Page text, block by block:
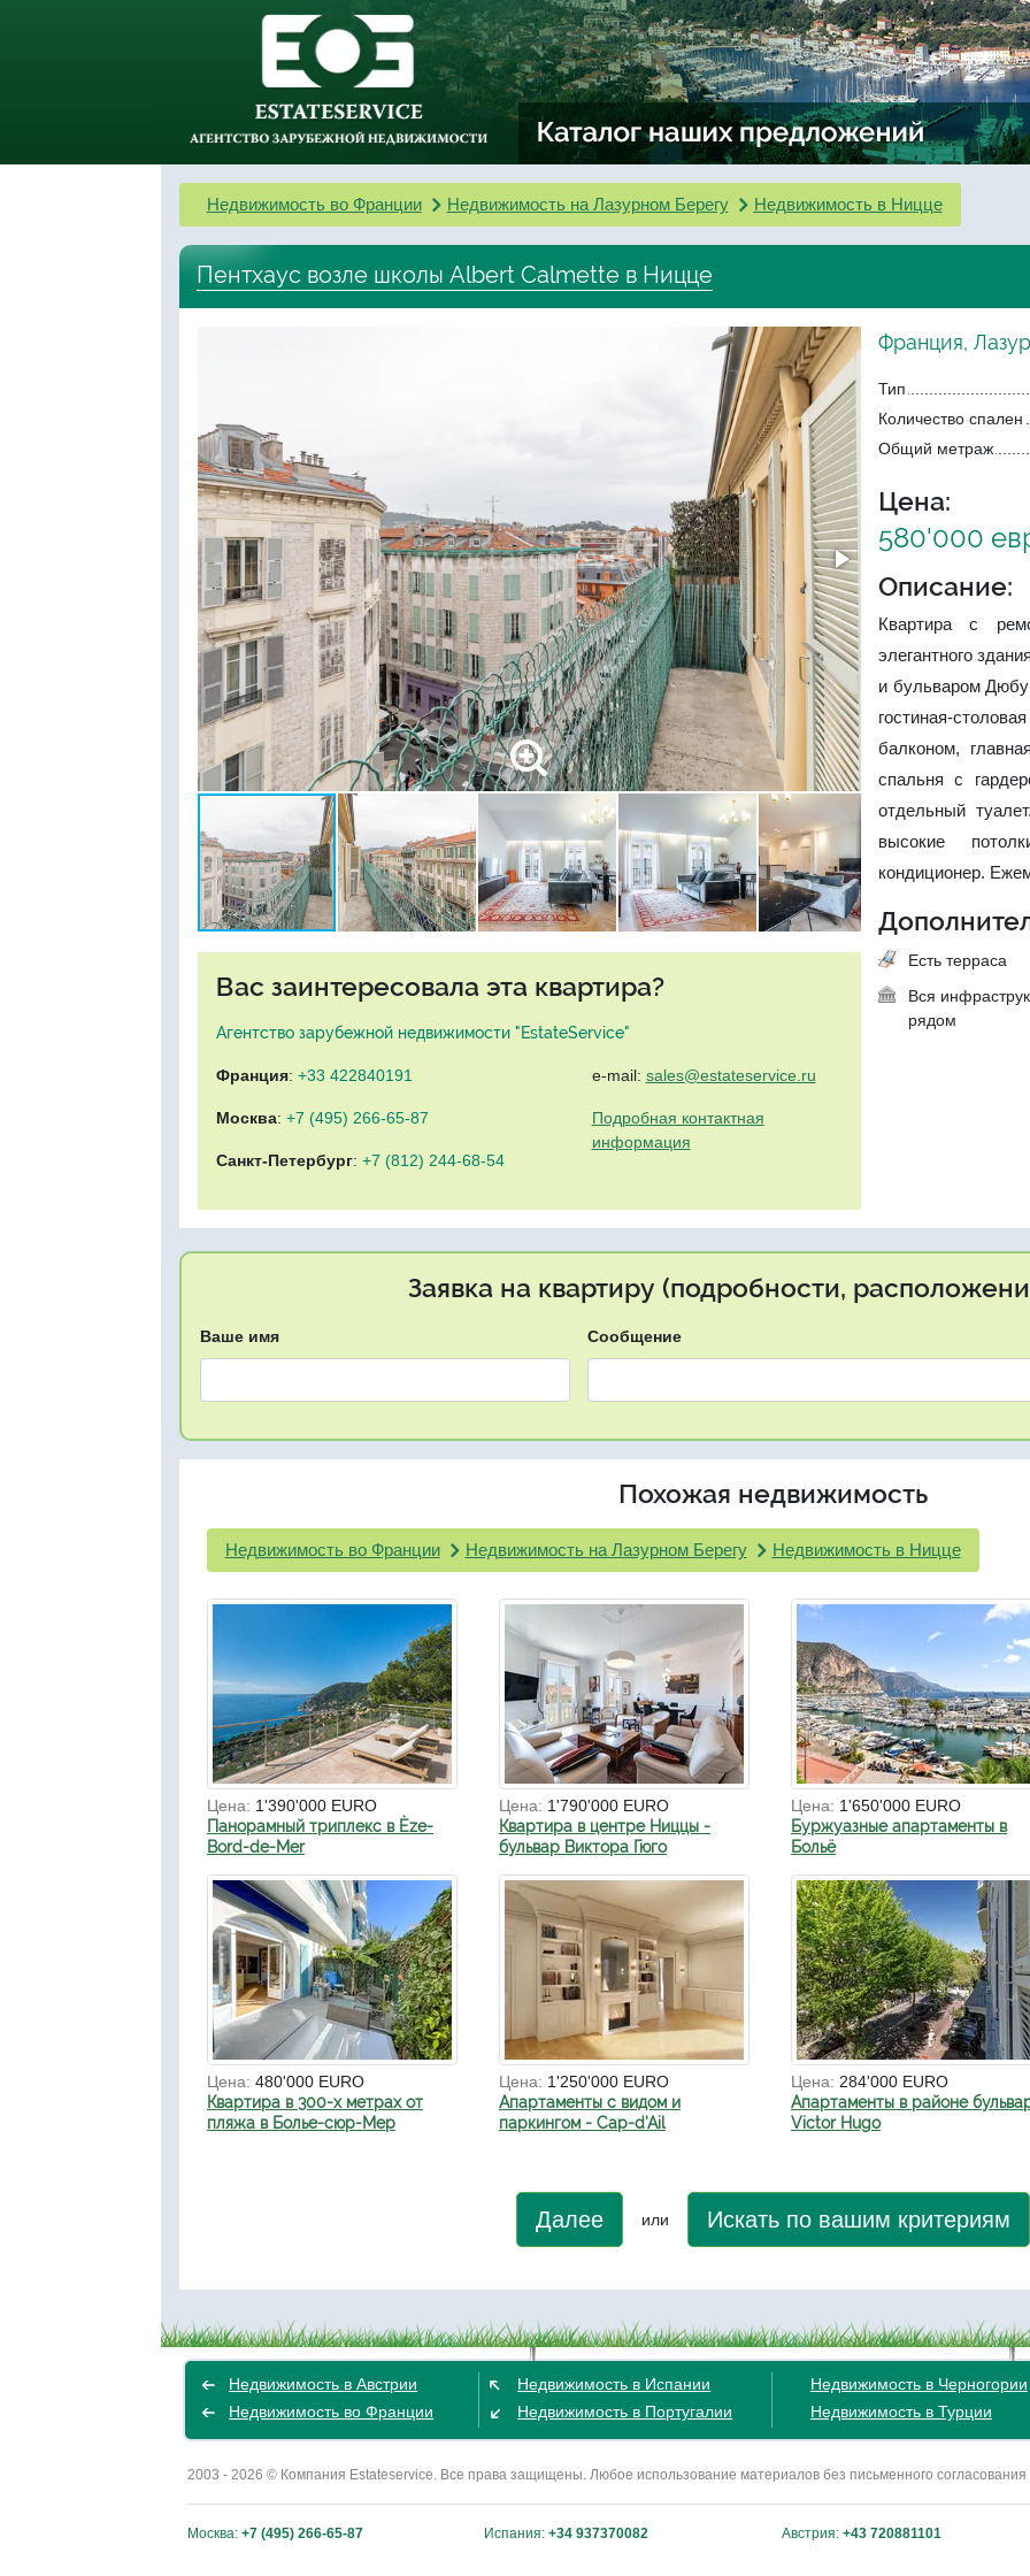
Недвижимость во Франции Недвижимость на Лазурном Берегу Недвижимость в Ницце
Пентхаус возле школы Albert Calmette в Ницце
Вас заинтересовала эта квартира?
Агентство зарубежной недвижимости "EstateService"
Франция: +33 422840191
Москва: +7 (495) 266-65-87
Санкт-Петербург: +7 (812) 244-68-54
e-mail: sales@estateservice.ru
Подробная контактная
информация
Франция,
Тип
Количество спален
Общий метраж
Цена:
580'000
Описание:
Квартира с
элегантного
и бульваром
гостиная-
балконом,
спальня с
отдельный
высокие
кондиционер.
Есть терраса
Вся
рядом
Заявка на квартиру (подробности,
Ваше имя Сообщение
Похожая недвижимость
Недвижимость во Франции Недвижимость на Лазурном Берегу Недвижимость в Ницце
Цена: 1'390'000 EURO
Панорамный триплекс в Èze-
Bord-de-Mer
Цена: 1'790'000 EURO
Квартира в центре Ниццы -
бульвар Виктора Гюго
Цена: 1'650'000 EURO
Буржуазные апартаменты в
Больё
Цена: 480'000 EURO
Квартира в 300-х метрах от
пляжа в Болье-сюр-Мер
Цена: 1'250'000 EURO
Апартаменты с видом и
паркингом - Cap-d'Ail
Цена: 284'000 EURO
Апартаменты в районе
Victor Hugo
Далее или Искать по вашим критериям
Недвижимость в Австрии
Недвижимость во Франции
Недвижимость в Испании
Недвижимость в Португалии
Недвижимость в Черногории
Недвижимость в Турции
2003 - 2026 © Компания Estateservice. Все права защищены. Любое использование материалов без письменного
Москва: +7 (495) 266-65-87 Испания: +34 937370082 Австрия: +43 720881101